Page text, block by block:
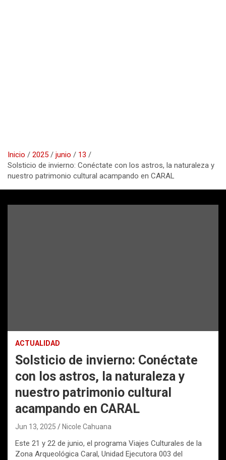
Inicio 2025 junio
13
Solsticio de invierno: Conéctate con los astros, la naturaleza y
nuestro patrimonio cultural acampando en CARAL
ACTUALIDAD
Solsticio de invierno: Conéctate
con los astros, la naturaleza y
nuestro patrimonio cultural
acampando en CARAL
Jun 13, 2025 Nicole Cahuana
Este 21 y 22 de junio, el programa Viajes Culturales de la
Zona Arqueológica Caral, Unidad Ejecutora 003 del